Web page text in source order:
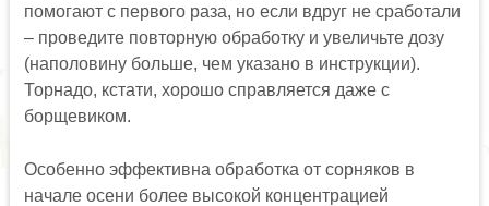
помогают с первого раза, но если вдруг не сработали
– проведите повторную обработку и увеличьте дозу
(наполовину больше, чем указано в инструкции).
Торнадо, кстати, хорошо справляется даже с
борщевиком.
Особенно эффективна обработка от сорняков в
начале осени более высокой концентрацией